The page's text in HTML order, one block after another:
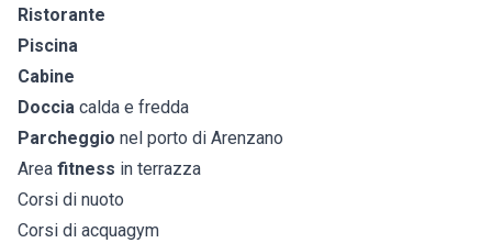
Ristorante
Piscina
Cabine
Doccia calda e fredda
Parcheggio nel porto di Arenzano
Area fitness in terrazza
Corsi di nuoto
Corsi di acquagym